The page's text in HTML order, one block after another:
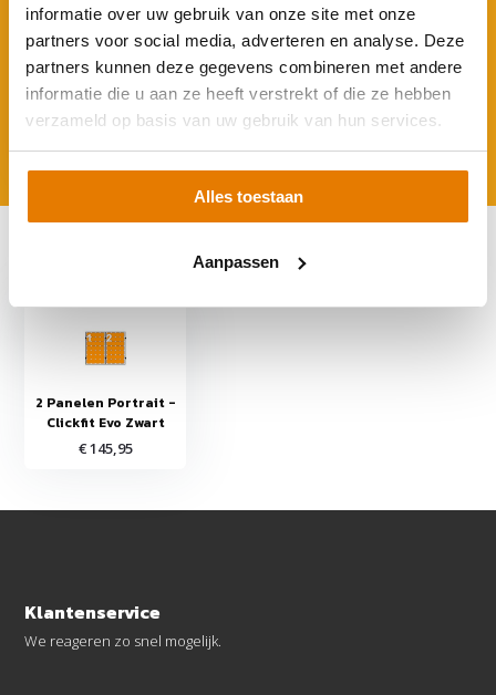
informatie over uw gebruik van onze site met onze
partners voor social media, adverteren en analyse. Deze
partners kunnen deze gegevens combineren met andere
informatie die u aan ze heeft verstrekt of die ze hebben
verzameld op basis van uw gebruik van hun services.
Alles toestaan
Aanpassen
Clickfit Evo Kabelclip - ook voor
Optimizers
€ 1,95
2 Panelen Portrait -
Clickfit Evo Zwart
€ 145,95
Klantenservice
We reageren zo snel mogelijk.